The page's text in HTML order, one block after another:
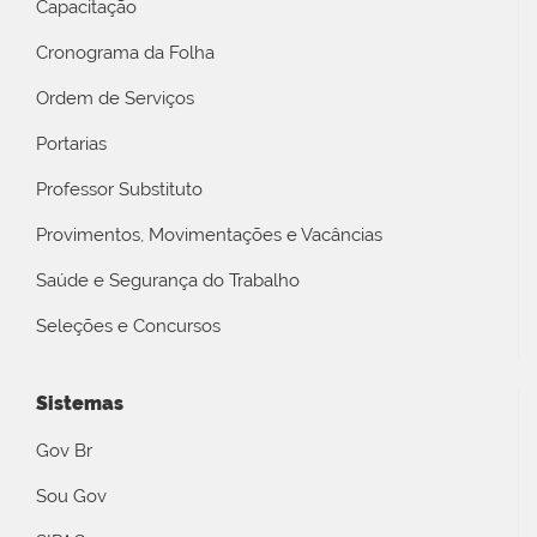
Capacitação
Cronograma da Folha
Ordem de Serviços
Portarias
Professor Substituto
Provimentos, Movimentações e Vacâncias
Saúde e Segurança do Trabalho
Seleções e Concursos
Sistemas
Gov Br
Sou Gov